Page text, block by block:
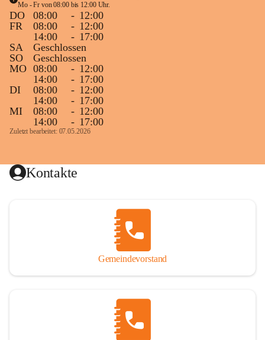
Mo - Fr von 08:00 bis 12:00 Uhr.
DO 08:00 - 12:00
FR
08:00 - 12:00
14:00
- 17:00
SA
Geschlossen
SO
Geschlossen
MO 08:00 - 12:00
14:00
- 17:00
DI
08:00 - 12:00
14:00
- 17:00
MI
08:00 - 12:00
14:00
- 17:00
Zuletzt bearbeitet: 07.05.2026
Kontakte
Gemeindevorstand